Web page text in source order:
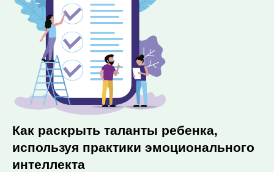
Как раскрыть таланты ребенка,
используя практики эмоционального
интеллекта